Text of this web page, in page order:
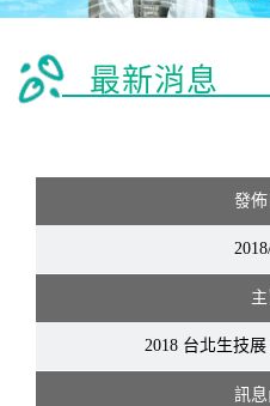
最新消息
發佈
主
2018 台北生技
訊